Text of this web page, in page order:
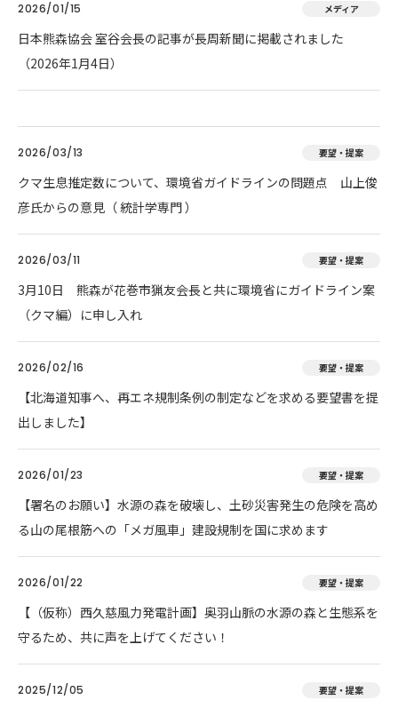
2026/01/15 メディア
日本熊森協会 室谷会長の記事が長周新聞に掲載されました
（2026年1月4日）
2026/03/13 要望・提案
クマ生息推定数について、環境省ガイドラインの問題点 山上俊
彦氏からの意見（ 統計学専門 ）
2026/03/11 要望・提案
3月10日 熊森が花巻市猟友会長と共に環境省にガイドライン案
（クマ編）に申し入れ
2026/02/16 要望・提案
【北海道知事へ、再エネ規制条例の制定などを求める要望書を提
出しました】
2026/01/23 要望・提案
【署名のお願い】水源の森を破壊し、土砂災害発生の危険を高め
る山の尾根筋への「メガ風車」建設規制を国に求めます
2026/01/22 要望・提案
【（仮称）西久慈風力発電計画】奥羽山脈の水源の森と生態系を
守るため、共に声を上げてください！
2025/12/05 要望・提案